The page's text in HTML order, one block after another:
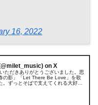
16, 2022
on X
ただきありがとうございました。思
の影」「Let There Be Love」を歌
。ずっとそばで支えてくれる大好き